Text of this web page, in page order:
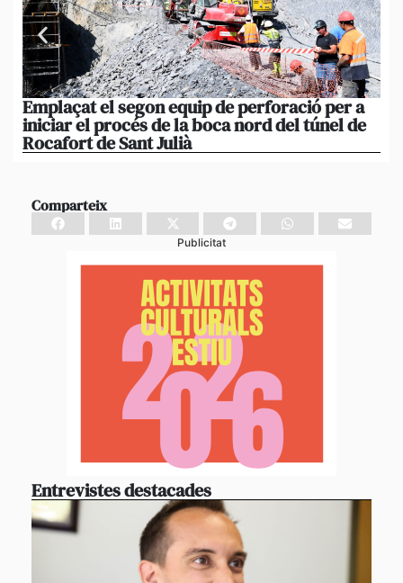
Emplaçat el segon equip de perforació per a
iniciar el procés de la boca nord del túnel de
Rocafort de Sant Julià
Comparteix
Publicitat
Entrevistes destacades